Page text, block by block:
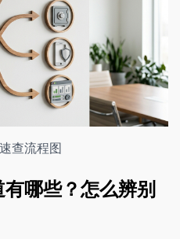
查流程图
哪些？怎么辨别